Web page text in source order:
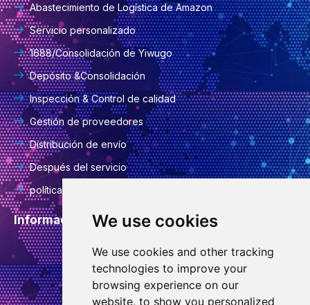
We use cookies
We use cookies and other tracking
technologies to improve your
browsing experience on our
website, to show you personalized
Abastecimiento de Logística de Amazon
Servicio personalizado
1688/Consolidación de Yiwugo
Depósito &Consolidación
Inspección & Control de calidad
Gestión de proveedores
Distribución de envío
Después del servicio
política de privacidad
Información del contacto
info@goodcansourcing.com